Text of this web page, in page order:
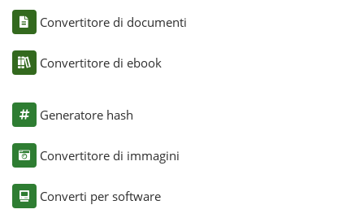
Convertitore di documenti
Convertitore di ebook
Generatore hash
Convertitore di immagini
Converti per software